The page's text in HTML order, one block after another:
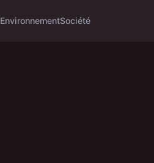
EnvironnementSociété